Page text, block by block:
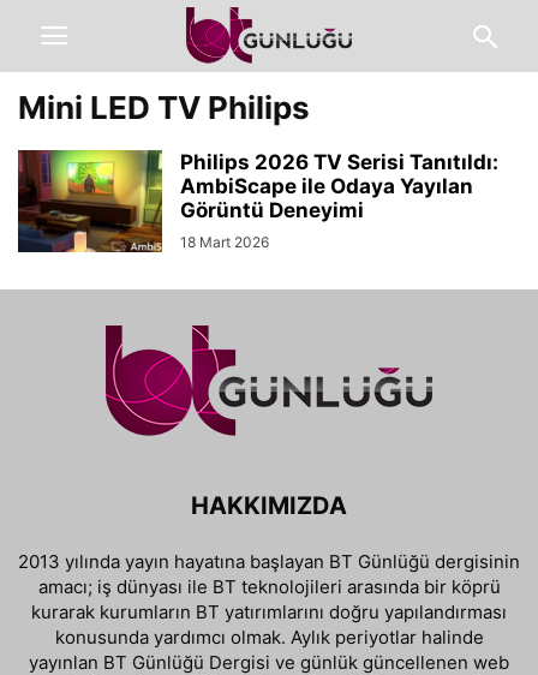
Mini LED TV Philips
Philips 2026 TV Serisi Tanıtıldı:
AmbiScape ile Odaya Yayılan
Görüntü Deneyimi
18 Mart 2026
HAKKIMIZDA
2013 yılında yayın hayatına başlayan BT Günlüğü dergisinin
amacı; iş dünyası ile BT teknolojileri arasında bir köprü
kurarak kurumların BT yatırımlarını doğru yapılandırması
konusunda yardımcı olmak. Aylık periyotlar halinde
yayınlan BT Günlüğü Dergisi ve günlük güncellenen web